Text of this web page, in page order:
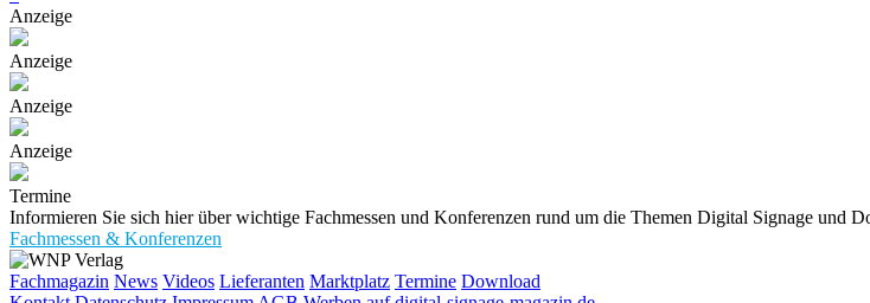
Anzeige
Anzeige
Anzeige
Anzeige
Termine
Informieren Sie sich hier über wichtige Fachmessen und Konferenzen rund um die Themen Digital Signage und
Fachmessen & Konferenzen
Fachmagazin News Videos Lieferanten Marktplatz Termine Download